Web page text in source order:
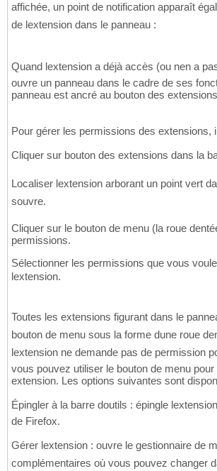
affichée, un point de notification apparaît
de lextension dans le panneau :
Quand lextension a déjà accès (ou nen a
ouvre un panneau dans le cadre de ses
panneau est ancré au bouton des
Pour gérer les permissions des extensions,
Cliquer sur bouton des extensions dans la
Localiser lextension arborant un point vert
souvre.
Cliquer sur le bouton de menu (la roue
permissions.
Sélectionner les permissions que vous
lextension.
Toutes les extensions figurant dans le
bouton de menu sous la forme dune roue
lextension ne demande pas de permission
vous pouvez utiliser le bouton de menu
extension. Les options suivantes sont
Épingler à la barre doutils : épingle
de Firefox.
Gérer lextension : ouvre le gestionnaire de
complémentaires où vous pouvez changer